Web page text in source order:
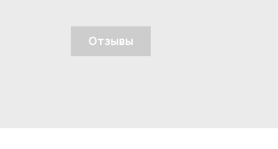
Отзывы